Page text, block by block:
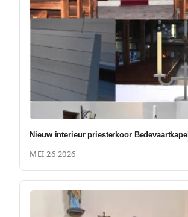
Nieuw interieur priesterkoor Bedevaartkapel
MEI 26 2026